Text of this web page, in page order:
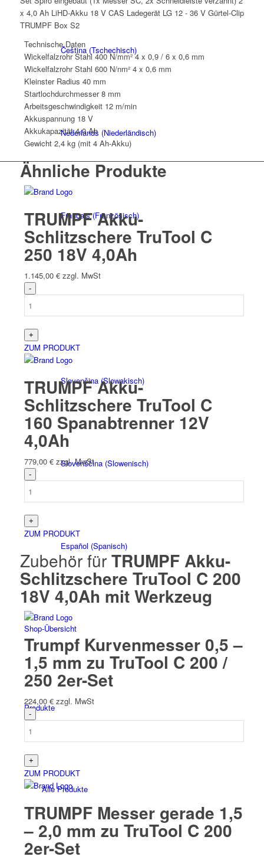
Čeština(Tschechisch)
Nederlands (Niederländisch)
Français(Französisch)
Italiano(Italienisch)
Slovenčina(Slowakisch)
Slovenščina(Slowenisch)
Español (Spanisch)
Shop-Übersicht
Produkte
Alle Produkte
x 4,0 Ah LiHD-Akku 18 V CAS Ladegerät LG 12 - 36 V Gürtel-Clip
TRUMPF Box S2
Technische Daten
Wickelfalzrohr Stahl 400 N/mm² 4 x 0,9 / 6 x 0,6 mm
Wickelfalzrohr Stahl 600 N/nm² 4 x 0,6 mm
Kleinster Radius 40 mm
Startlochdurchmesser 8 mm
Arbeitsgeschwindigkeit 12 m/min
Akkuspannung 18 V
Akkukapazität 4,0 Ah
Gewicht 2,4 kg (mit 4 Ah-Akku)
Ähnliche Produkte
TRUMPF Akku-
Schlitzschere TruTool C
250 18V 4,0Ah
1.145,00 € zzgl. MwSt
ZUM PRODUKT
TRUMPF Akku-
Schlitzschere TruTool C
160 Spanabtrenner 12V
4,0Ah
779,00 € zzgl. MwSt
ZUM PRODUKT
Zubehör fürTRUMPF Akku-
Schlitzschere TruTool C 200
18V 4,0Ah mit Werkzeug
Trumpf Kurvenmesser 0,5 –
1,5 mm zu TruTool C 200 /
250 2er-Set
224,00 € zzgl. MwSt
ZUM PRODUKT
TRUMPF Messer gerade 1,5
– 2,0 mm zu TruTool C 200
2er-Set